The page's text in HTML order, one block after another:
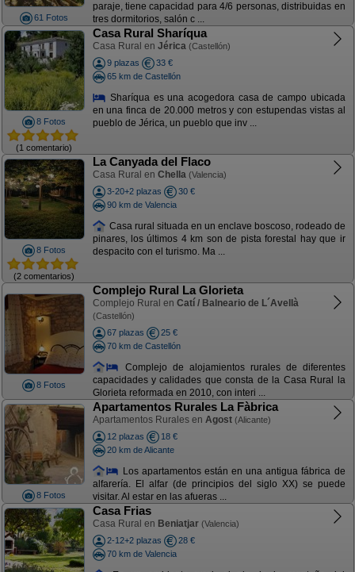
61 Fotos
paraje, tiene capacidad para 4/6 personas, distribuidas en
tres dormitorios, salón c ...
8 Fotos
(1 comentario)
Casa Rural Sharíqua
Casa Rural en Jérica (Castellón)
9 plazas
33 €
65 km de Castellón
Sharíqua es una acogedora casa de campo ubicada
en una finca de 20.000 metros y con estupendas vistas al
pueblo de Jérica, un pueblo que inv ...
8 Fotos
(2 comentarios)
La Canyada del Flaco
Casa Rural en Chella (Valencia)
3-20+2 plazas
30 €
90 km de Valencia
Casa rural situada en un enclave boscoso, rodeado de
pinares, los últimos 4 km son de pista forestal hay que ir
despacito con el turismo. Ma ...
8 Fotos
Complejo Rural La Glorieta
Complejo Rural en Catí / Balneario de L´Avellà
(Castellón)
67 plazas
25 €
70 km de Castellón
Complejo de alojamientos rurales de diferentes
capacidades y calidades que consta de la Casa Rural la
Glorieta reformada en 2010, con interi ...
8 Fotos
Apartamentos Rurales La Fàbrica
Apartamentos Rurales en Agost (Alicante)
12 plazas
18 €
20 km de Alicante
Los apartamentos están en una antigua fábrica de
alfarería. El alfar (de principios del siglo XX) se puede
visitar. Al estar en las afueras ...
Casa Frias
Casa Rural en Beniatjar (Valencia)
2-12+2 plazas
28 €
70 km de Valencia